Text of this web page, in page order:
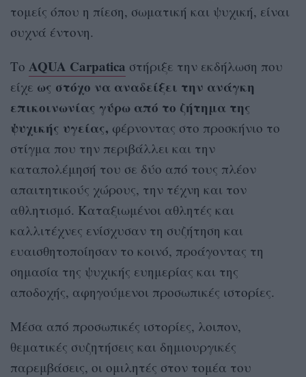
τομείς όπου η πίεση, σωματική και ψυχική, είναι
συχνά έντονη.
Το AQUA Carpatica στήριξε την εκδήλωση που
είχε ως στόχο να αναδείξει την ανάγκη
επικοινωνίας γύρω από το ζήτημα της
ψυχικής υγείας, φέρνοντας στο προσκήνιο το
στίγμα που την περιβάλλει και την
καταπολέμησή του σε δύο από τους πλέον
απαιτητικούς χώρους, την τέχνη και τον
αθλητισμό. Καταξιωμένοι αθλητές και
καλλιτέχνες ενίσχυσαν τη συζήτηση και
ευαισθητοποίησαν το κοινό, προάγοντας τη
σημασία της ψυχικής ευημερίας και της
αποδοχής, αφηγούμενοι προσωπικές ιστορίες.
Μέσα από προσωπικές ιστορίες, λοιπον,
θεματικές συζητήσεις και δημιουργικές
παρεμβάσεις, οι ομιλητές στον τομέα του